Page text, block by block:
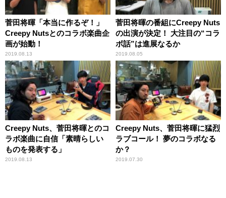
菅田将暉「本当に作るぞ！」
Creepy Nutsとのコラボ楽曲企
画が始動！
2019.08.13
菅田将暉の番組にCreepy Nuts
の出演が決定！ 大注目の“コラ
ボ話”は進展なるか
2019.08.05
Creepy Nuts、菅田将暉とのコ
ラボ楽曲に自信「素晴らしい
ものを発表する」
2019.08.13
Creepy Nuts、菅田将暉に猛烈
ラブコール！ 夢のコラボなる
か？
2019.07.30